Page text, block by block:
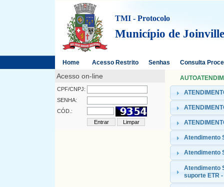
TMI - Protocolo
Município de Joinville
Home Acesso Restrito Senhas Consulta
Acesso on-line
CPF/CNPJ:
SENHA:
CÓD.:
Atendimento
Atendimento
Atendimento
suporte ETR